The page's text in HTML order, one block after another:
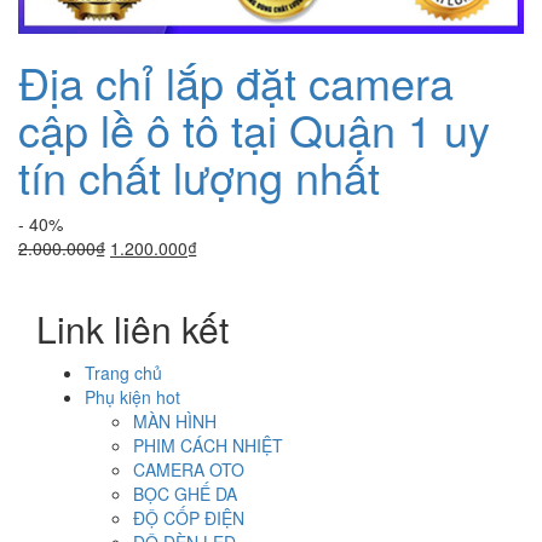
Địa chỉ lắp đặt camera
cập lề ô tô tại Quận 1 uy
tín chất lượng nhất
- 40%
2.000.000₫ Giá
2.000.000₫.
1.200.000₫Giá
là:
1.200.000₫.
Link liên kết
Trang chủ
Phụ kiện hot
MÀN HÌNH
PHIM CÁCH NHIỆT
CAMERA OTO
BỌC GHẾ DA
ĐỘ CỐP ĐIỆN